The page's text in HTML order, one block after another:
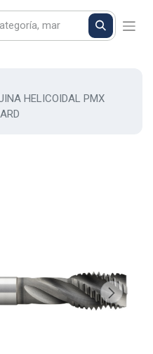
HELICOIDAL PMX